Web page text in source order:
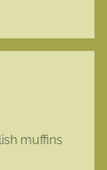
muffins